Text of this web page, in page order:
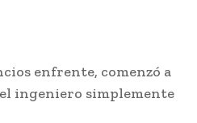
enfrente, comenzó a
ingeniero simplemente